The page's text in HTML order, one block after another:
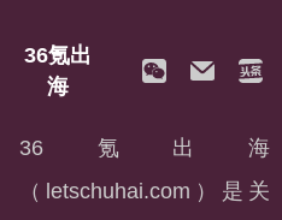
36氪出
海
36氪出海
（letschuhai.com）是关